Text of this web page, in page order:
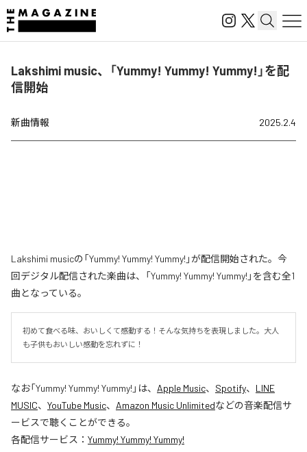
Lakshimi music、「Yummy! Yummy! Yummy!」を配
信開始
新曲情報 2025.2.4
Lakshimi musicの「Yummy! Yummy! Yummy!」が配信開始された。今
回デジタル配信された楽曲は、「Yummy! Yummy! Yummy!」を含む全1
曲となっている。
初めて食べる味、おいしくて感動する！そんな気持ちを表現しました。大人
も子供もおいしい感動を忘れずに！
なお「Yummy! Yummy! Yummy! 」は、 Apple Music、 Spotify、 LINE
MUSIC、 YouTube Music、 Amazon Music Unlimitedなどの音楽配信サ
ービスで聴くことができる。
各配信サービス： Yummy! Yummy! Yummy!